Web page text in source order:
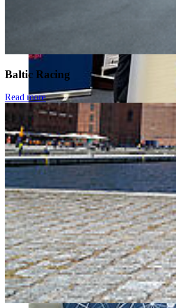
Baltic Racing
Read more
Sven Klimaschewski